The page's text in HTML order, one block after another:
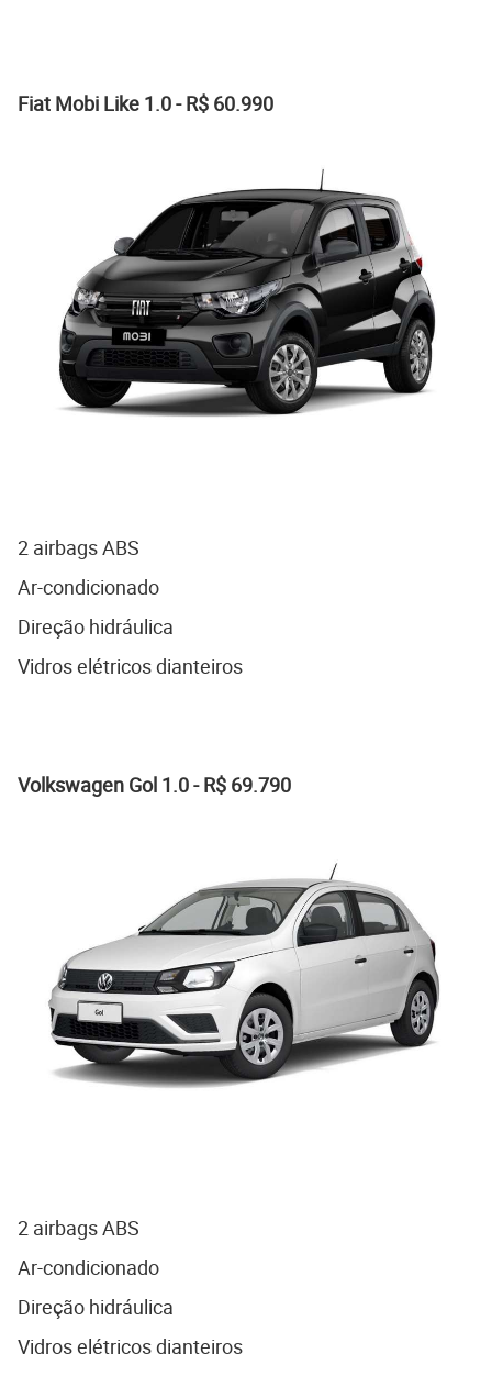
Fiat Mobi Like 1.0 - R$ 60.990
2 airbags ABS
Ar-condicionado
Direção hidráulica
Vidros elétricos dianteiros
Volkswagen Gol 1.0 - R$ 69.790
2 airbags ABS
Ar-condicionado
Direção hidráulica
Vidros elétricos dianteiros